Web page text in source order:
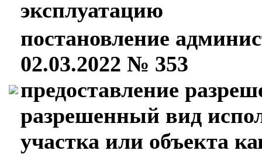
эксплуатацию
постановление
02.03.2022 № 353
предоставление
разрешенный вид
участка или объекта